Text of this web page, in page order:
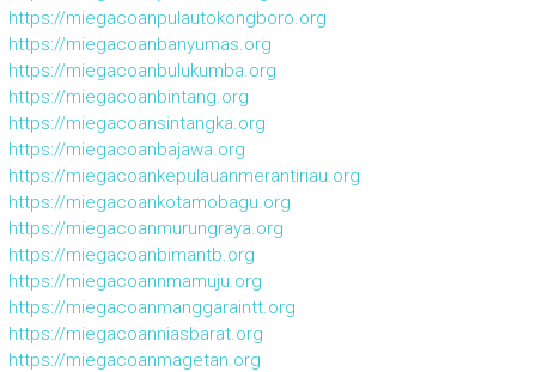
https://miegacoanpulautokongboro.org
https://miegacoanbanyumas.org
https://miegacoanbulukumba.org
https://miegacoanbintang.org
https://miegacoansintangka.org
https://miegacoanbajawa.org
https://miegacoankepulauanmerantiriau.org
https://miegacoankotamobagu.org
https://miegacoanmurungraya.org
https://miegacoanbimantb.org
https://miegacoannmamuju.org
https://miegacoanmanggaraintt.org
https://miegacoanniasbarat.org
https://miegacoanmagetan.org